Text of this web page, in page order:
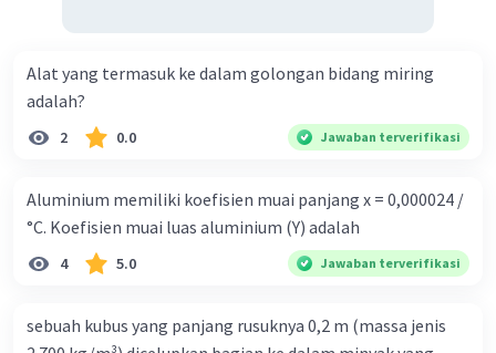
Alat yang termasuk ke dalam golongan bidang miring
adalah?
2 0.0 Jawaban terverifikasi
Aluminium memiliki koefisien muai panjang x = 0,000024 /
°C. Koefisien muai luas aluminium (Y) adalah
4 5.0 Jawaban terverifikasi
sebuah kubus yang panjang rusuknya 0,2 m (massa jenis